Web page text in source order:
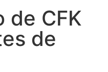
de CFK
de